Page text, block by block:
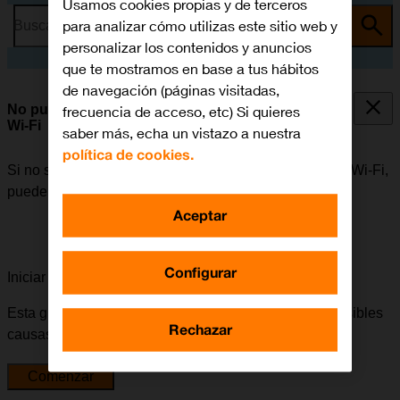
Busca por problema o tema
No puedo utilizar mi móvil como punto de acceso
Wi-Fi
Si no se puede utilizar el móvil como punto de acceso Wi-Fi,
puede haber varias causas posibles al problema.
Iniciar la guía para solucionar tu problema
Esta guía te va a conducir a través de una serie de posibles
causas y soluciones al problema.
Comenzar
Usamos cookies propias y de terceros
para analizar cómo utilizas este sitio web y
personalizar los contenidos y anuncios
que te mostramos en base a tus hábitos
de navegación (páginas visitadas,
frecuencia de acceso, etc) Si quieres
saber más, echa un vistazo a nuestra
política de cookies.
Configurar
Rechazar
Aceptar